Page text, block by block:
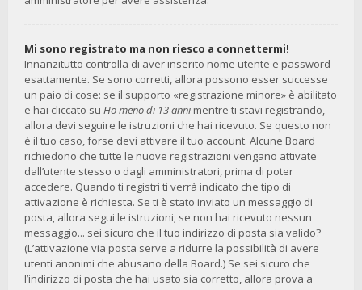
Mi sono registrato ma non riesco a connettermi!
Innanzitutto controlla di aver inserito nome utente e password
esattamente. Se sono corretti, allora possono esser successe
un paio di cose: se il supporto «registrazione minore» è abilitato
e hai cliccato su Ho meno di 13 annimentre ti stavi registrando,
allora devi seguire le istruzioni che hai ricevuto. Se questo non
è il tuo caso, forse devi attivare il tuo account. Alcune Board
richiedono che tutte le nuove registrazioni vengano attivate
dall’utente stesso o dagli amministratori, prima di poter
accedere. Quando ti registri ti verrà indicato che tipo di
attivazione è richiesta. Se ti è stato inviato un messaggio di
posta, allora segui le istruzioni; se non hai ricevuto nessun
messaggio... sei sicuro che il tuo indirizzo di posta sia valido?
(L’attivazione via posta serve a ridurre la possibilità di avere
utenti anonimi che abusano della Board.) Se sei sicuro che
l’indirizzo di posta che hai usato sia corretto, allora prova a